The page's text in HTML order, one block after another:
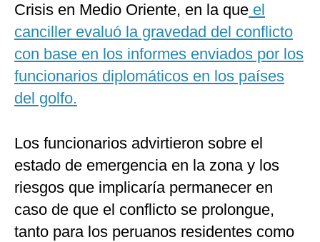
Crisis en Medio Oriente, en la que el
canciller evaluó la gravedad del conflicto
con base en los informes enviados por los
funcionarios diplomáticos en los países
del golfo.
Los funcionarios advirtieron sobre el
estado de emergencia en la zona y los
riesgos que implicaría permanecer en
caso de que el conflicto se prolongue,
tanto para los peruanos residentes como